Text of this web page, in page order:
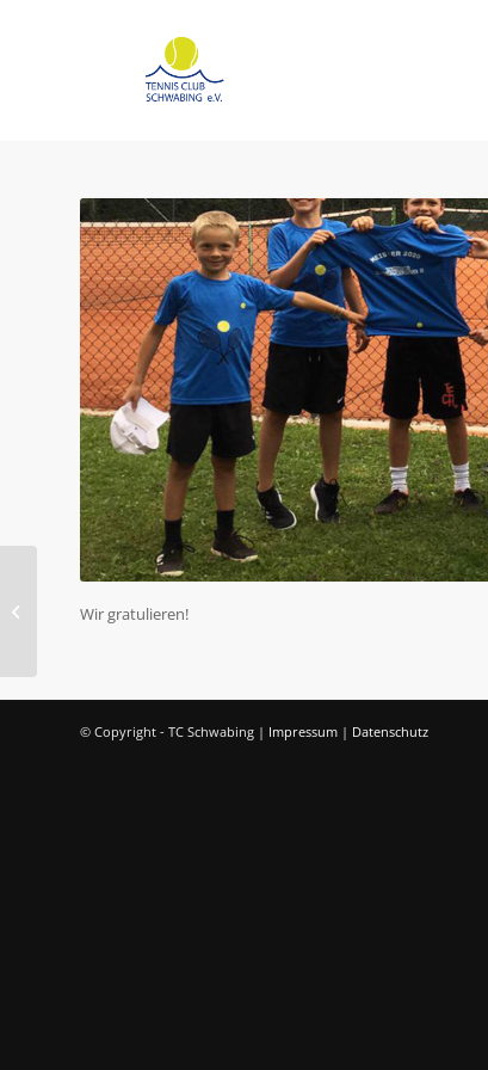
Wir gratulieren!
© Copyright - TC Schwabing | Impressum | Datenschutz
2020 – Vereinsspielplan